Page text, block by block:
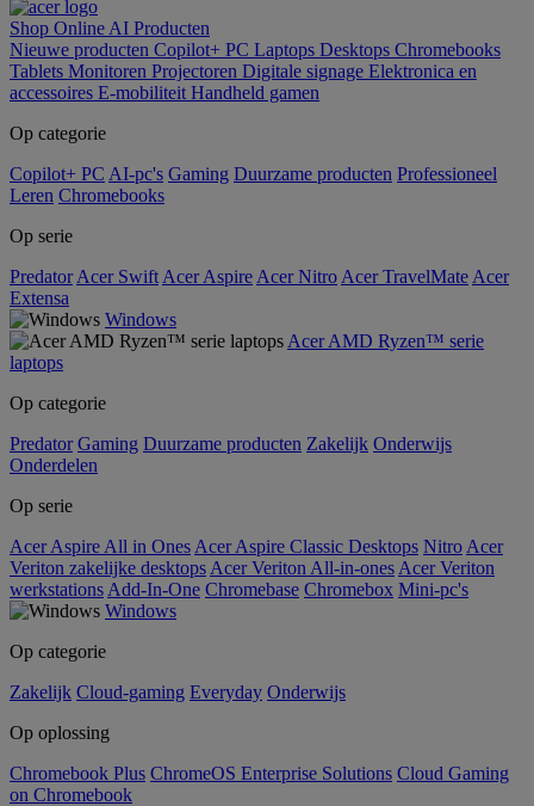
Shop Online AI Producten
Nieuwe producten Copilot+ PC Laptops Desktops Chromebooks
Tablets Monitoren Projectoren Digitale signage Elektronica en
accessoires E-mobiliteit Handheld gamen
Op categorie
Copilot+ PC AI-pc's Gaming Duurzame producten Professioneel
Leren Chromebooks
Op serie
Predator Acer Swift Acer Aspire Acer Nitro Acer TravelMate Acer
Extensa
Windows
Acer AMD Ryzen™ serie
laptops
Op categorie
Predator Gaming Duurzame producten Zakelijk Onderwijs
Onderdelen
Op serie
Acer Aspire All in Ones Acer Aspire Classic Desktops Nitro Acer
Veriton zakelijke desktops Acer Veriton All-in-ones Acer Veriton
werkstations Add-In-One Chromebase Chromebox Mini-pc's
Windows
Op categorie
Zakelijk Cloud-gaming Everyday Onderwijs
Op oplossing
Chromebook Plus ChromeOS Enterprise Solutions Cloud Gaming
on Chromebook